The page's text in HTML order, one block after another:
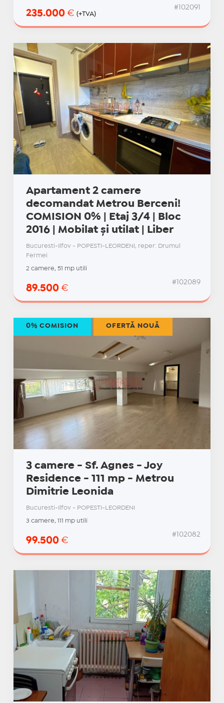
235.000 € (+TVA)
#102091
Apartament 2 camere
decomandat Metrou Berceni!
COMISION 0% | Etaj 3/4 | Bloc
2016 | Mobilat și utilat | Liber
Bucuresti-Ilfov - POPESTI-LEORDENI, reper: Drumul
Fermei
2 camere, 51 mp utili
89.500 €
#102089
3 camere - Sf. Agnes - Joy
Residence - 111 mp - Metrou
Dimitrie Leonida
Bucuresti-Ilfov - POPESTI-LEORDENI
3 camere, 111 mp utili
99.500 €
#102082
0% COMISION OFERTĂ NOUĂ